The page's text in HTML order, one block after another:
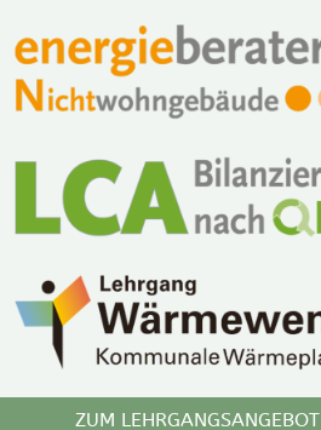
ZUM LEHRGANGSANGEBOT